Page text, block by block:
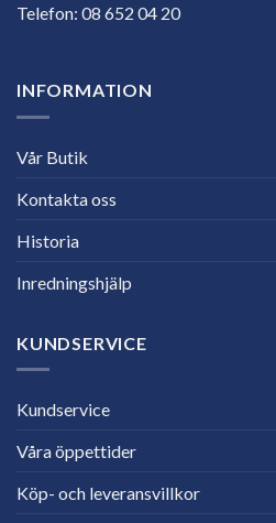
Telefon: 08 652 04 20
INFORMATION
Vår Butik
Kontakta oss
Historia
Inredningshjälp
KUNDSERVICE
Kundservice
Våra öppettider
Köp- och leveransvillkor